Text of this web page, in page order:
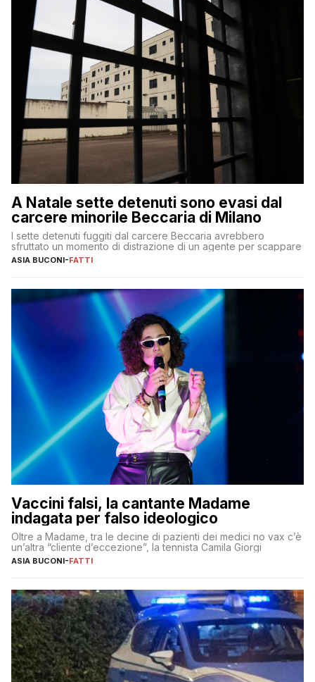
A Natale sette detenuti sono evasi dal
carcere minorile Beccaria di Milano
I sette detenuti fuggiti dal carcere Beccaria avrebbero
sfruttato un momento di distrazione di un agente per scappare
ASIA BUCONI-FATTI
Vaccini falsi, la cantante Madame
indagata per falso ideologico
Oltre a Madame, tra le decine di pazienti dei medici no vax c’è
un’altra “cliente d’eccezione”, la tennista Camila Giorgi
ASIA BUCONI-FATTI